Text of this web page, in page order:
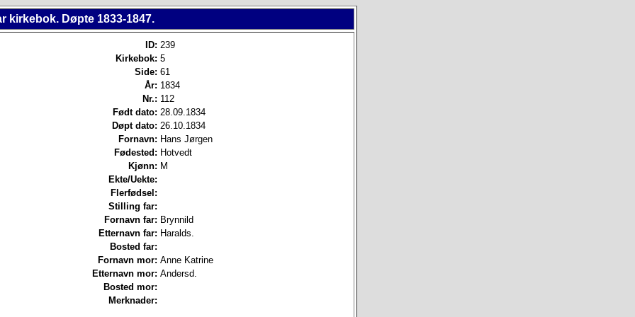
kirkebok. Døpte 1833-1847.
ID: 239
Kirkebok: 5
Side: 61
År: 1834
Nr.: 112
Født dato: 28.09.1834
Døpt dato: 26.10.1834
Fornavn: Hans Jørgen
Fødested: Hotvedt
Kjønn: M
Ekte/Uekte:
Flerfødsel:
Stilling far:
Fornavn far: Brynnild
Etternavn far: Haralds.
Bosted far:
Fornavn mor: Anne Katrine
Etternavn mor: Andersd.
Bosted mor:
Merknader: